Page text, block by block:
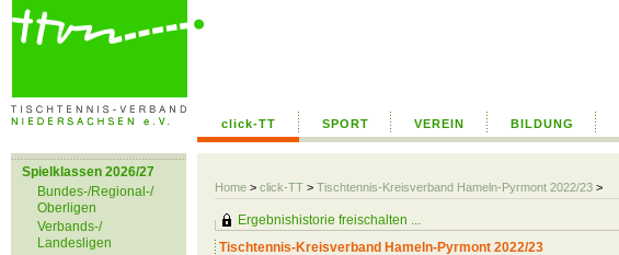
click-TT SPORT VEREIN BILDUNG
Home > click-TT > Tischtennis-Kreisverband Hameln-Pyrmont 2022/23 >
Spielklassen 2026/27
Bundes-/Regional-/
Oberligen
Verbands-/
Landesligen
Ergebnishistorie freischalten ...
Tischtennis-Kreisverband Hameln-Pyrmont 2022/23